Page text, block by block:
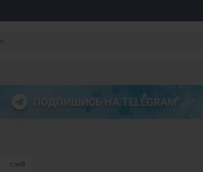
ПОДПИШИСЬ НА TELEGRAM
с wifi